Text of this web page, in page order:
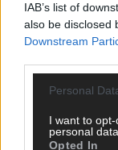
IAB’s list of
also be disclosed
Downstream
Personal
I want to
personal data.
Opted In
Monaco,
Europa-Park
EXTRA